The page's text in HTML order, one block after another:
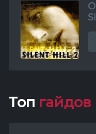
Топ гайдов